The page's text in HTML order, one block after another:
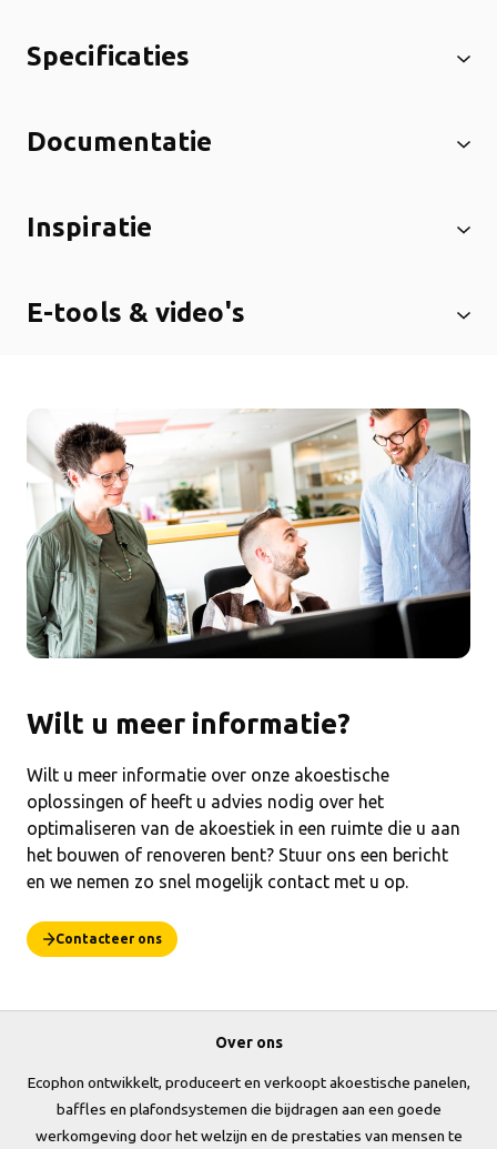
Specificaties
Documentatie
Inspiratie
E-tools & video's
Wilt u meer informatie?
Wilt u meer informatie over onze akoestische
oplossingen of heeft u advies nodig over het
optimaliseren van de akoestiek in een ruimte die u aan
het bouwen of renoveren bent? Stuur ons een bericht
en we nemen zo snel mogelijk contact met u op.
Contacteer ons
Over ons
Ecophon ontwikkelt, produceert en verkoopt akoestische panelen,
baffles en plafondsystemen die bijdragen aan een goede
werkomgeving door het welzijn en de prestaties van mensen te